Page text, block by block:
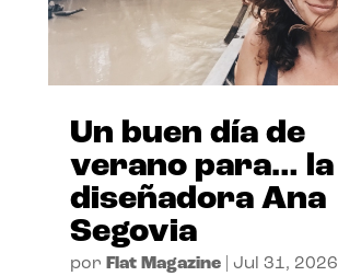
Un buen día de
verano para… la
diseñadora Ana
Segovia
por Flat Magazine| Jul 31, 2026